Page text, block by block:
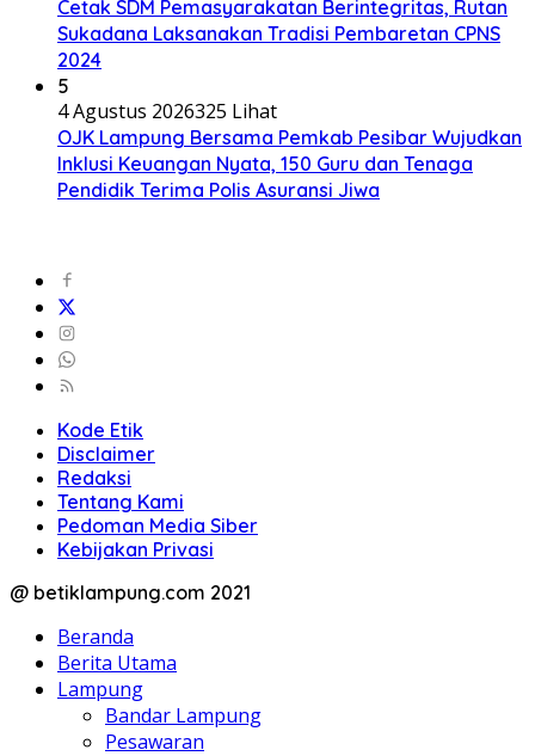
Cetak SDM Pemasyarakatan Berintegritas, Rutan
Sukadana Laksanakan Tradisi Pembaretan CPNS
2024
5
4 Agustus 2026325 Lihat
OJK Lampung Bersama Pemkab Pesibar Wujudkan
Inklusi Keuangan Nyata, 150 Guru dan Tenaga
Pendidik Terima Polis Asuransi Jiwa
Kode Etik
Disclaimer
Redaksi
Tentang Kami
Pedoman Media Siber
Kebijakan Privasi
@ betiklampung.com 2021
Beranda
Berita Utama
Lampung
Bandar Lampung
Pesawaran